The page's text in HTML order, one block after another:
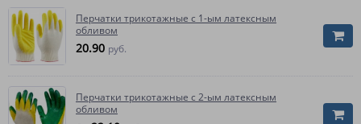
Перчатки трикотажные с 1-ым латексным
обливом
20.90 руб.
Перчатки трикотажные с 2-ым латексным
обливом